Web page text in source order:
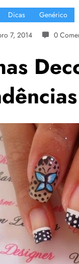
Dicas Genérico
7, 2014
0